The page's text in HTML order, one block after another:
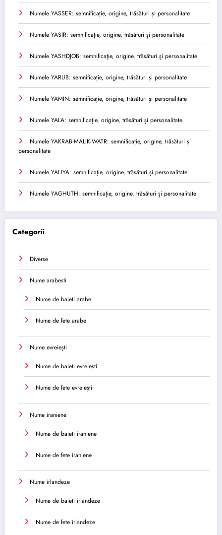
Numele YASSER: semnificație, origine, trăsături și personalitate
Numele YASIR: semnificație, origine, trăsături și personalitate
Numele YASHDJOB: semnificație, origine, trăsături și personalitate
Numele YARUB: semnificație, origine, trăsături și personalitate
Numele YAMIN: semnificație, origine, trăsături și personalitate
Numele YALA: semnificație, origine, trăsături și personalitate
Numele YAKRAB-MALIK-WATR: semnificație, origine, trăsături și
personalitate
Numele YAHYA: semnificație, origine, trăsături și personalitate
Numele YAGHUTH: semnificație, origine, trăsături și personalitate
Categorii
Diverse
Nume arabesti
Nume de baieti arabe
Nume de fete arabe
Nume evreiești
Nume de baieti evreiești
Nume de fete evreiești
Nume iraniene
Nume de baieti iraniene
Nume de fete iraniene
Nume irlandeze
Nume de baieti irlandeze
Nume de fete irlandeze